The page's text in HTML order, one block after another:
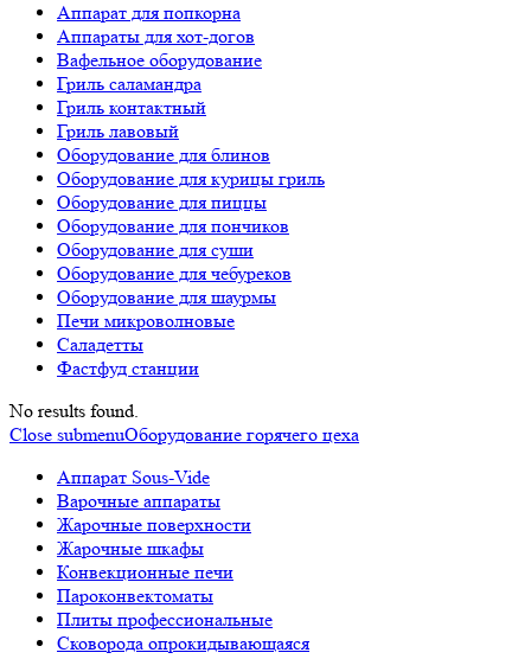
Аппарат для попкорна
Аппараты для хот-догов
Вафельное оборудование
Гриль саламандра
Гриль контактный
Гриль лавовый
Оборудование для блинов
Оборудование для курицы гриль
Оборудование для пиццы
Оборудование для пончиков
Оборудование для суши
Оборудование для чебуреков
Оборудование для шаурмы
Печи микроволновые
Саладетты
Фастфуд станции
No results found.
Close submenuОборудование горячего цеха
Аппарат Sous-Vide
Варочные аппараты
Жарочные поверхности
Жарочные шкафы
Конвекционные печи
Пароконвектоматы
Плиты профессиональные
Сковорода опрокидывающаяся